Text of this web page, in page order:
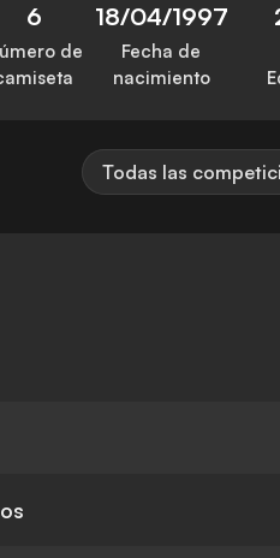
6
de
18/04/1997
Fecha de
nacimiento
Todas las